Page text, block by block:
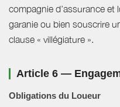
compagnie d’assurance et
garanie ou bien souscrire
clause « villégiature ».
Article 6 —
Obligations du Loueur